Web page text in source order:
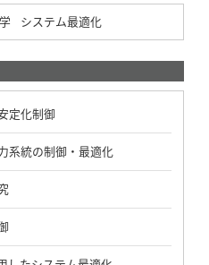
システム最適化
定化制御
系統の制御・最適化